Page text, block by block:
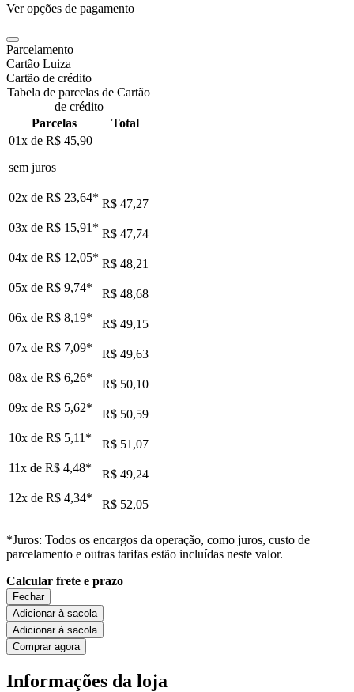
Ver opções de pagamento
Parcelamento
Cartão Luiza
Cartão de crédito
Tabela de parcelas de Cartão
de crédito
Parcelas
Total
01x de R$ 45,90
sem juros
02x de R$ 23,64* R$ 47,27
03x de R$ 15,91 * R$ 47,74
04x de R$ 12,05* R$ 48,21
05x de R$ 9,74*
R$ 48,68
06x de R$ 8,19*
R$ 49,15
07x de R$ 7,09*
R$ 49,63
08x de R$ 6,26*
R$ 50,10
09x de R$ 5,62*
R$ 50,59
10x de R$ 5,11 *
R$ 51,07
11x de R$ 4,48*
R$ 49,24
12x de R$ 4,34* R$ 52,05
*Juros: Todos os encargos da operação, como juros, custo de
parcelamento e outras tarifas estão incluídas neste valor.
Calcular frete e prazo
Fechar
Adicionar à sacola
Adicionar à sacola
Comprar agora
Informações da loja